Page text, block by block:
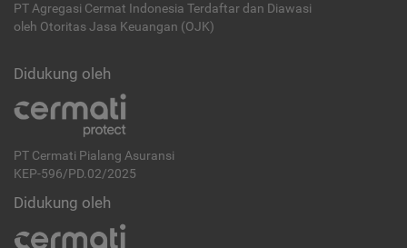
PT Agregasi Cermat Indonesia Terdaftar dan Diawasi
oleh Otoritas Jasa Keuangan (OJK)
Didukung oleh
PT Cermati Pialang Asuransi
KEP-596/PD.02/2025
Didukung oleh